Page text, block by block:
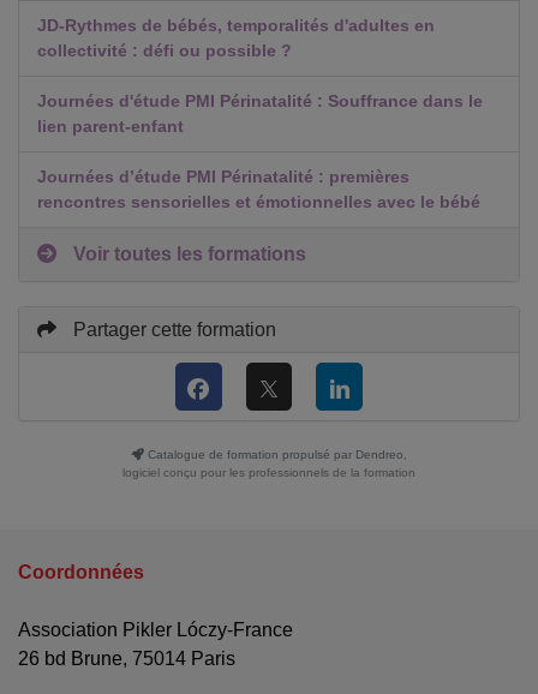
JD-Rythmes de bébés, temporalités d'adultes en
collectivité : défi ou possible ?
Journées d'étude PMI Périnatalité : Souffrance dans le
lien parent-enfant
Journées d’étude PMI Périnatalité : premières
rencontres sensorielles et émotionnelles avec le bébé
Voir toutes les formations
Partager cette formation
Catalogue de formation propulsé par Dendreo,
logiciel conçu pour les professionnels de la formation
Coordonnées
Association Pikler Lóczy-France
26 bd Brune, 75014 Paris